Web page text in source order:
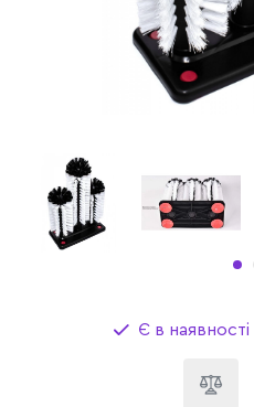
Є в наявності